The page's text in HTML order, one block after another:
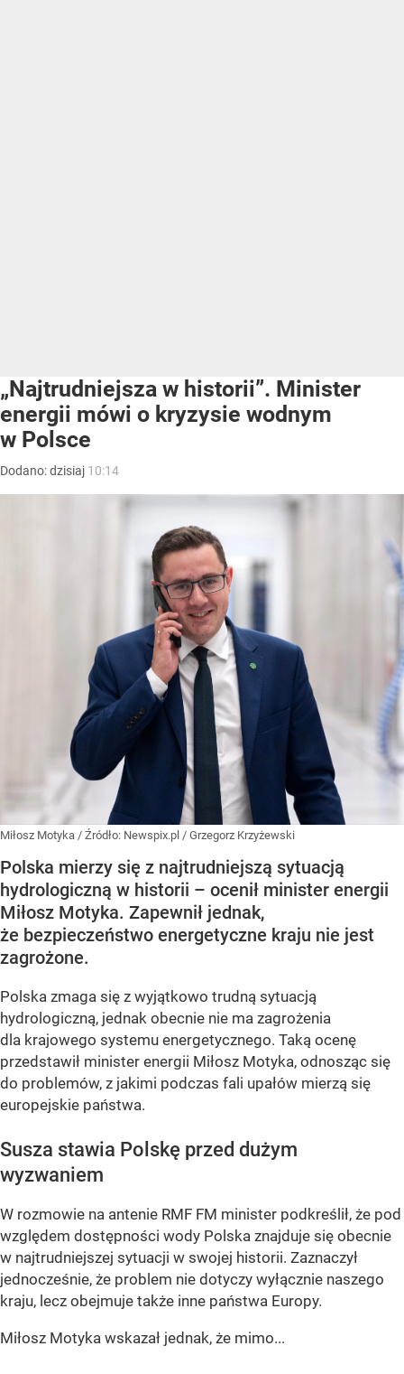
„Najtrudniejsza w historii”. Minister
energii mówi o kryzysie wodnym
w Polsce
Dodano:dzisiaj 10:14
Miłosz Motyka / Źródło: Newspix.pl / Grzegorz Krzyżewski
Polska mierzy się z najtrudniejszą sytuacją
hydrologiczną w historii – ocenił minister energii
Miłosz Motyka. Zapewnił jednak,
że bezpieczeństwo energetyczne kraju nie jest
zagrożone.
Polska zmaga się z wyjątkowo trudną sytuacją
hydrologiczną, jednak obecnie nie ma zagrożenia
dla krajowego systemu energetycznego. Taką ocenę
przedstawił minister energii Miłosz Motyka, odnosząc się
do problemów, z jakimi podczas fali upałów mierzą się
europejskie państwa.
Susza stawia Polskę przed dużym
wyzwaniem
W rozmowie na antenie RMF FM minister podkreślił, że pod
względem dostępności wody Polska znajduje się obecnie
w najtrudniejszej sytuacji w swojej historii. Zaznaczył
jednocześnie, że problem nie dotyczy wyłącznie naszego
kraju, lecz obejmuje także inne państwa Europy.
Miłosz Motyka wskazał jednak, że mimo...